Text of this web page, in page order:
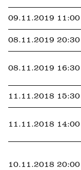
09.11.2019 11:00
08.11.2019 20:30
08.11.2019 16:30
11.11.2018 15:30
11.11.2018 14:00
10.11.2018 20:00